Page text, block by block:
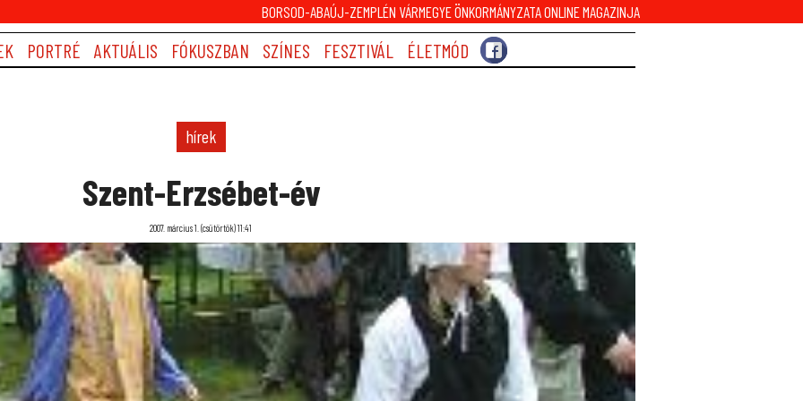
BORSOD-ABAÚJ-ZEMPLÉN VÁRMEGYE ÖNKORMÁNYZATA ONLINE MAGAZINJA
PORTRÉ AKTUÁLIS FÓKUSZBAN SZÍNES FESZTIVÁL ÉLETMÓD
hírek
Szent-Erzsébet-év
2007. március 1. (csütörtök) 11:41